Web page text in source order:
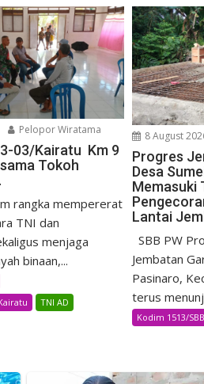
Pelopor Wiratama
03/Kairatu Km 9
Tokoh
rangka mempererat
TNI dan
menjaga
binaan,...
TNI AD
8 August
Progres
Desa
Memasuki
Lantai
SBB PW
Jembatan
Pasinaro,
terus
Kodim 1513/SBB